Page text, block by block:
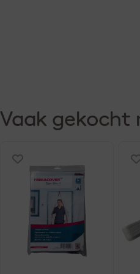
Vaak gekocht